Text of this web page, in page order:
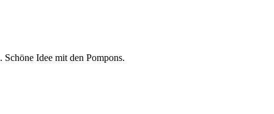
Idee mit den Pompons.